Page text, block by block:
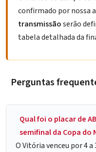
confirmado por nossa
transmissãoserão
tabela detalhada da
Perguntas
Qual foi o placar de
semifinal da Copa do
O Vitória venceu por 4